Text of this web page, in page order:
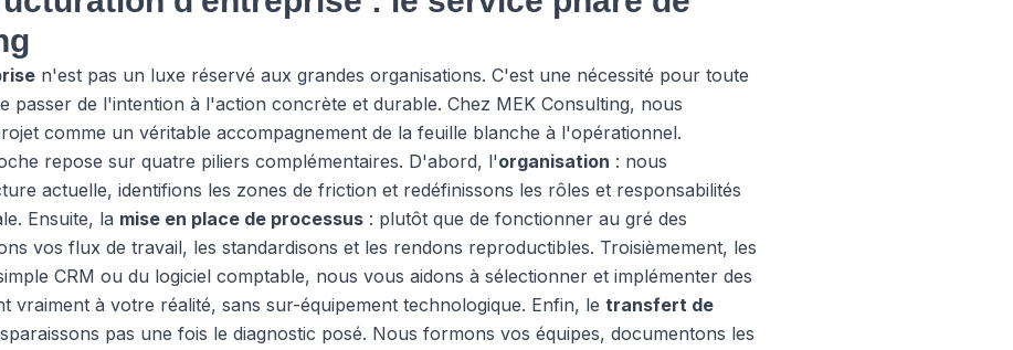
n'est pas un luxe réservé aux grandes organisations. C'est une nécessité pour toute
passer de l'intention à l'action concrète et durable. Chez MEK Consulting, nous
comme un véritable accompagnement de la feuille blanche à l'opérationnel.
repose sur quatre piliers complémentaires. D'abord, l'organisation : nous
actuelle, identifions les zones de friction et redéfinissons les rôles et responsabilités
Ensuite, la mise en place de processus : plutôt que de fonctionner au gré des
vos flux de travail, les standardisons et les rendons reproductibles. Troisièmement, les
CRM ou du logiciel comptable, nous vous aidons à sélectionner et implémenter des
vraiment à votre réalité, sans sur-équipement technologique. Enfin, le transfert de
pas une fois le diagnostic posé. Nous formons vos équipes, documentons les